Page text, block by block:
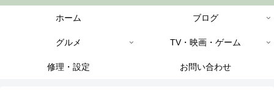
ホーム ブログ
グルメ TV・映画・ゲーム
修理・設定 お問い合わせ